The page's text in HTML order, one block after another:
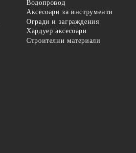
Водопровод
Аксесоари за инструменти
Огради и заграждения
Хардуер аксесоари
Строителни материали